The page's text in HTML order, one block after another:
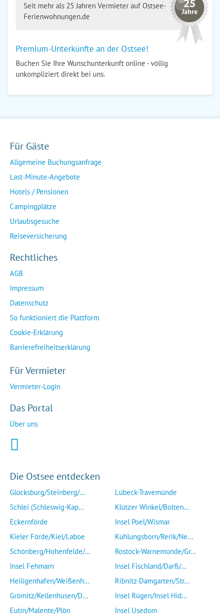
Seit mehr als 25 Jahren Vermieter auf Ostsee-
Ferienwohnungen.de
Premium-Unterkünfte an der Ostsee!
Buchen Sie Ihre Wunschunterkunft online - völlig
unkompliziert direkt bei uns.
Für Gäste
Allgemeine Buchungsanfrage
Last-Minute-Angebote
Hotels / Pensionen
Campingplätze
Urlaubsgesuche
Reiseversicherung
Rechtliches
AGB
Impressum
Datenschutz
So funktioniert die Plattform
Cookie-Erklärung
Barrierefreiheitserklärung
Für Vermieter
Vermieter-Login
Das Portal
Über uns
Die Ostsee entdecken
Glücksburg/Steinberg/...
Schlei (Schleswig-Kap...
Eckernförde
Kieler Förde/Kiel/Laboe
Schönberg/Hohenfelde/...
Insel Fehmarn
Heiligenhafen/Weißenh...
Grömitz/Kellenhusen/D...
Eutin/Malente/Plön
Lübeck-Travemünde
Klützer Winkel/Bolten...
Insel Poel/Wismar
Kühlungsborn/Rerik/Ne...
Rostock-Warnemünde/Gr...
Insel Fischland/Darß/...
Ribnitz-Damgarten/Str...
Insel Rügen/Insel Hid...
Insel Usedom